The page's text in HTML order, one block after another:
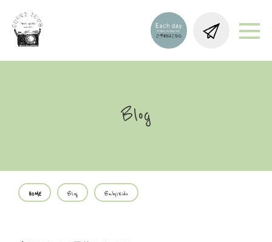
Blog
HOME Blog Baby/Kids